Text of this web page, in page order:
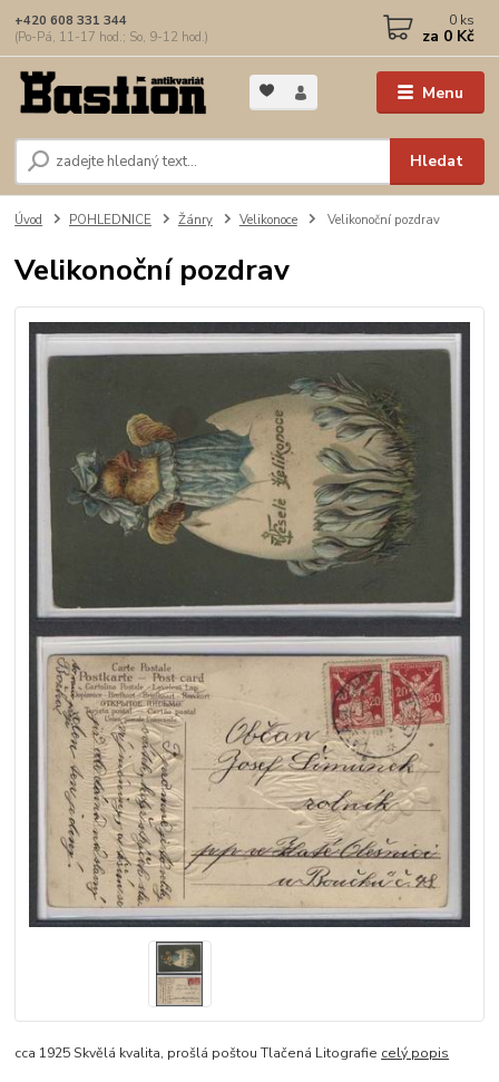
Menu
Hledat
+420 608 331 344
(Po-Pá, 11-17 hod.; So, 9-12 hod.)
0 ks
za 0 Kč
Úvod POHLEDNICE Žánry Velikonoce Velikonoční pozdrav
Velikonoční pozdrav
cca 1925 Skvělá kvalita, prošlá poštou Tlačená Litografie celý popis